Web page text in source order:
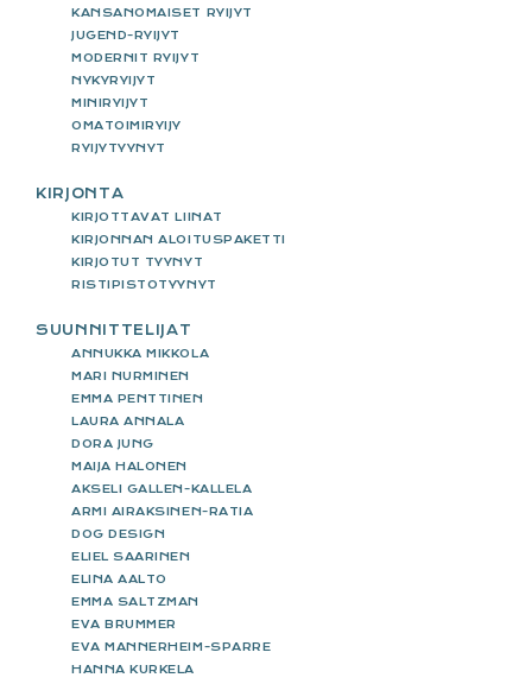
KANSANOMAISET RYIJYT
JUGEND-RYIJYT
MODERNIT RYIJYT
NYKYRYIJYT
MINIRYIJYT
OMATOIMIRYIJY
RYIJYTYYNYT
KIRJONTA
KIRJOTTAVAT LIINAT
KIRJONNAN ALOITUSPAKETTI
KIRJOTUT TYYNYT
RISTIPISTOTYYNYT
SUUNNITTELIJAT
ANNUKKA MIKKOLA
MARI NURMINEN
EMMA PENTTINEN
LAURA ANNALA
DORA JUNG
MAIJA HALONEN
AKSELI GALLEN-KALLELA
ARMI AIRAKSINEN-RATIA
DOG DESIGN
ELIEL SAARINEN
ELINA AALTO
EMMA SALTZMAN
EVA BRUMMER
EVA MANNERHEIM-SPARRE
HANNA KURKELA